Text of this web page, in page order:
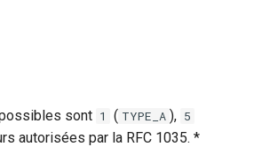
sont 1 ( TYPE_A ), 5
autorisées par la RFC 1035. *